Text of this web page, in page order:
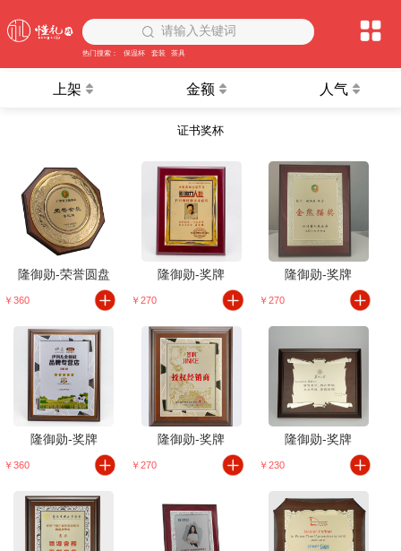
请输入关键词
热门搜索： 保温杯 套装 茶具
上架 金额 人气
证书奖杯
隆御勋-荣誉圆盘
￥360
隆御勋-奖牌
￥270
隆御勋-奖牌
￥270
隆御勋-奖牌
￥360
隆御勋-奖牌
￥270
隆御勋-奖牌
￥230